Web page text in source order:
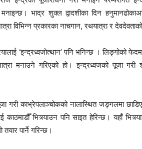
भाद्र शुक्ल द्वादशीका दिन
विभिन्न प्रकारका नाचगान, रथयात्रा र
‘इन्द्रध्वजोत्थान’ पनि भनिन्छ । लिङ्गोको
मनाउने गरिएको हो। इन्द्रध्वजको पूजा गरी
गरी काभ्रेपलाञ्चोकको नालास्थित जङ्गलमा
भित्र्याउन पनि साइत हेरिन्छ। यहाँ
तयार पार्ने गरिन्छ।